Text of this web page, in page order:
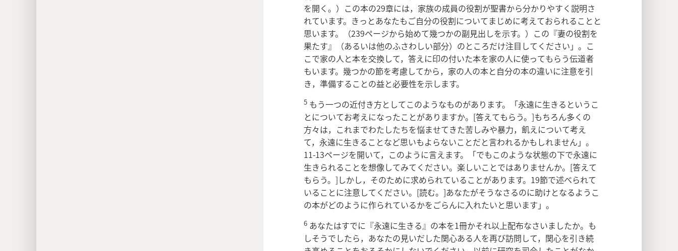
を開く。）この本の29章には，家族の成員の役割が聖書から分かりやすく説明さ
れています。きっとあなたもご自分の役割についてまじめに考えておられることと
思います。（239ページから始めて幾つかの副見出しを示す。）この『妻の役割を
果たす』（あるいは他のふさわしい部分）のところだけ注目してください」。こ
こで家の人と本を交換して，答えに印の付いた本を家の人に使ってもらう伝道者
もいます。幾つかの節を考慮してから，家の人の本と自分の本の違いに注意を引
き，準備することの益と必要性を示します。
5 もう一つの近付き方としてこのようなものがあります。「永遠に生きるというこ
とについてお考えになったことがありますか。[答えてもらう。]もちろん多くの
方々は，これまでわたしたちを悩ませてきた苦しみや暴力，飢えについて考え
て，永遠に生きることなど思いもよらないことだと言われるかもしれません」。
11-13ページを開いて，このように言えます。「でもこのような状態の下で永遠に
生きられることを想像してみてください。楽しいことではありませんか。[答えて
もらう。]しかし，そのために求められていることがあります。19節で述べられて
いることに注意してください。[読む。]あなたがそうなさるのに助けとなるようこ
の本がどのように作られているかをごらんに入れたいと思います」。
6 あなたはすでに『永遠に生きる』の本を1冊かそれ以上配布なさいましたか。も
しそうでしたら，あなたの見いだした関心ある人を再び訪問して，関心を引き続